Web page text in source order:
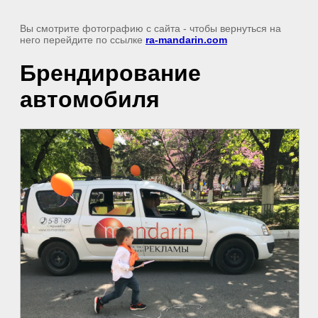
Вы смотрите фотографию с сайта - чтобы вернуться на
него перейдите по ссылке ra-mandarin.com
Брендирование
автомобиля